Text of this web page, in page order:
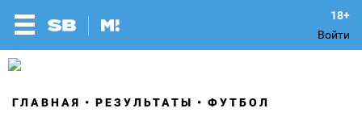
Войти
ГЛАВНАЯ РЕЗУЛЬТАТЫ ФУТБОЛ